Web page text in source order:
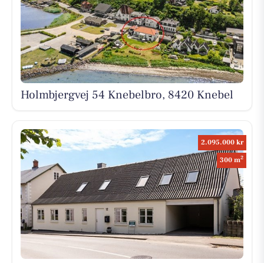
Holmbjergvej 54 Knebelbro, 8420 Knebel
2.095.000 kr
300 m2